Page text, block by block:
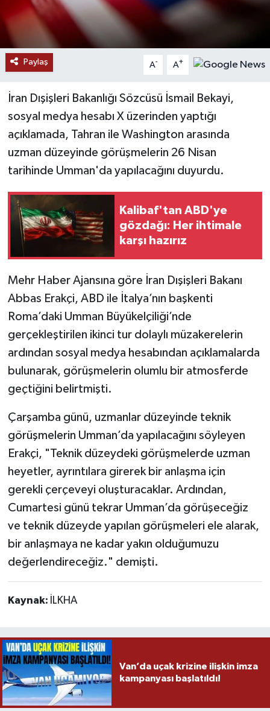
Paylaş A- A+
İran Dışişleri Bakanlığı Sözcüsü İsmail Bekayi,
sosyal medya hesabı X üzerinden yaptığı
açıklamada, Tahran ile Washington arasında
uzman düzeyinde görüşmelerin 26 Nisan
tarihinde Umman'da yapılacağını duyurdu.
Kalibaf'tan ABD'ye
gözdağı: Her ihtimale
karşı hazırız
Mehr Haber Ajansına göre İran Dışişleri Bakanı
Abbas Erakçi, ABD ile İtalya’nın başkenti
Roma’daki Umman Büyükelçiliği’nde
gerçekleştirilen ikinci tur dolaylı müzakerelerin
ardından sosyal medya hesabından açıklamalarda
bulunarak, görüşmelerin olumlu bir atmosferde
geçtiğini belirtmişti.
Çarşamba günü, uzmanlar düzeyinde teknik
görüşmelerin Umman’da yapılacağını söyleyen
Erakçi, "Teknik düzeydeki görüşmelerde uzman
heyetler, ayrıntılara girerek bir anlaşma için
gerekli çerçeveyi oluşturacaklar. Ardından,
Cumartesi günü tekrar Umman’da görüşeceğiz
ve teknik düzeyde yapılan görüşmeleri ele alarak,
bir anlaşmaya ne kadar yakın olduğumuzu
değerlendireceğiz." demişti.
Kaynak: İLKHA
Van’da uçak krizine ilişkin imza
kampanyası başlatıldı!